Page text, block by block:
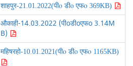
शाहपुर-21.01.2022(पीo डीo एफo 369KB)
औकाही-14.03.2022 (पीoडीoएफo 3.14M
B)
महिषरहो-10.01.2021(पीo डीo एफo 1165KB)